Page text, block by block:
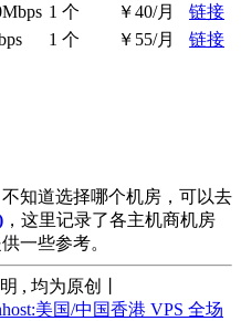
1 个 ￥40/月
链接
1 个 ￥55/月 链接
知道选择哪个机房，可以去
，这里记录了各主机商机房
一些参考。
, 均为原创丨
美国/中国香港 VPS 全场